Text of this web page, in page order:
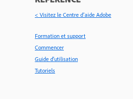
< Visitez le Centre d’aide Adobe
Formation et support
Commencer
Guide d'utilisation
Tutoriels